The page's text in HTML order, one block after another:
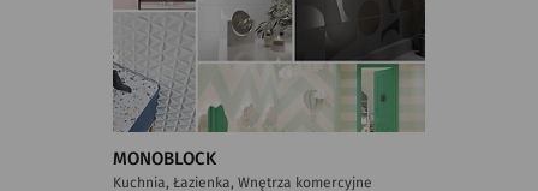
MONOBLOCK
Kuchnia, Łazienka, Wnętrza komercyjne